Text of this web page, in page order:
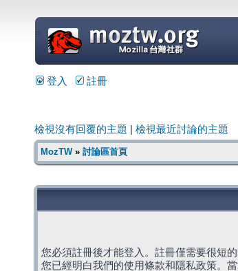
=
登入 註冊
檢視沒有回覆的主題 檢視最近討論的主題
MozTW» 討論區首頁
您必須註冊後才能登入。註冊僅需要很短
您已經明白我們的使用條款和隱私政策。